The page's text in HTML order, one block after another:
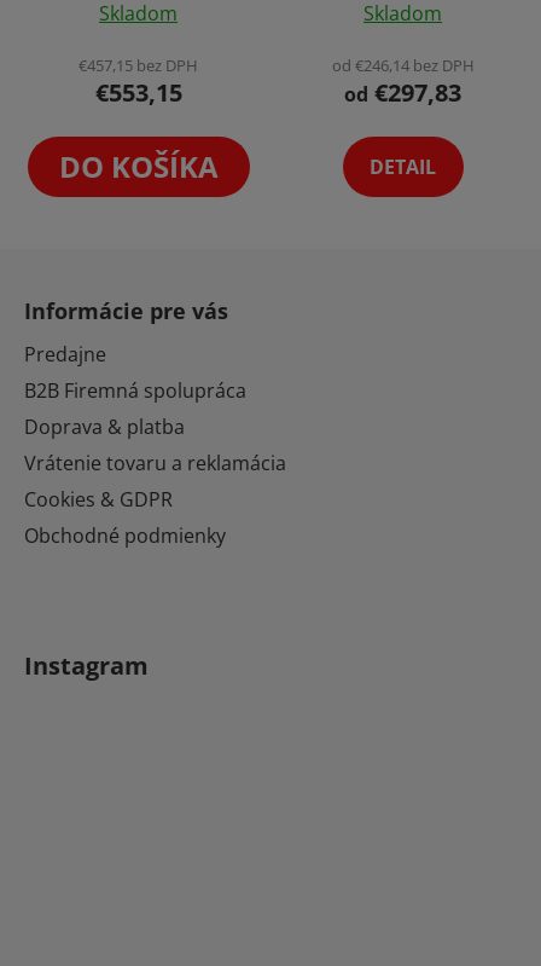
Gravírovacia Jednotka
2W
Skladom
€457,15 bez DPH
€553,15
DO KOŠÍKA
Variantahodnotenie
produktu
je
z
Skladom
od €246,14 bez DPH
od €297,83
DETAIL
Informácie pre vás
Predajne
B2B Firemná spolupráca
Doprava & platba
Vrátenie tovaru a reklamácia
Cookies & GDPR
Obchodné podmienky
Instagram